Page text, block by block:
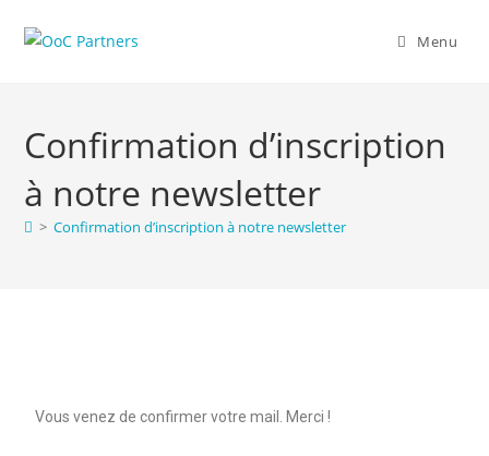
Menu
Confirmation d’inscription
à notre newsletter
> Confirmation d’inscription à notre newsletter
Vous venez de confirmer votre mail. Merci !